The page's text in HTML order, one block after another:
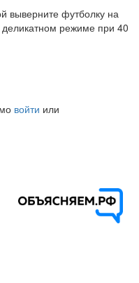
выверните футболку на
деликатном режиме при 40
войти или